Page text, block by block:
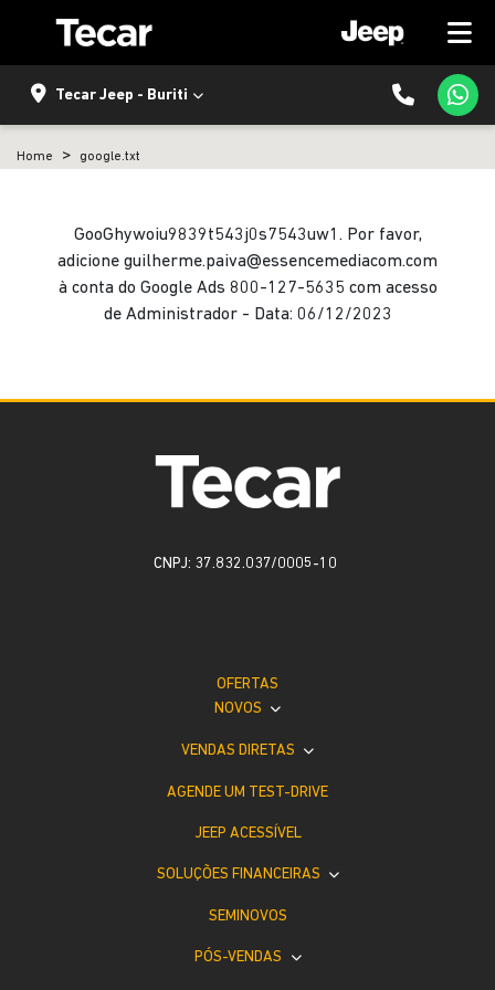
Tecar Jeep - Buriti
Home google.txt
GooGhywoiu9839t543j0s7543uw1. Por favor,
adicione guilherme.paiva@essencemediacom.com
à conta do Google Ads 800-127-5635 com acesso
de Administrador - Data: 06/12/2023
CNPJ: 37.832.037/0005-10
OFERTAS
NOVOS
VENDAS DIRETAS
AGENDE UM TEST-DRIVE
JEEP ACESSÍVEL
SOLUÇÕES FINANCEIRAS
SEMINOVOS
PÓS-VENDAS